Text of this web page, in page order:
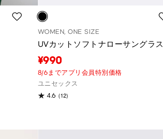
WOMEN, ONE SIZE
UVカットソフトナローサングラス
¥990
8/6までアプリ会員特別価格
ユニセックス
4.6 (12)